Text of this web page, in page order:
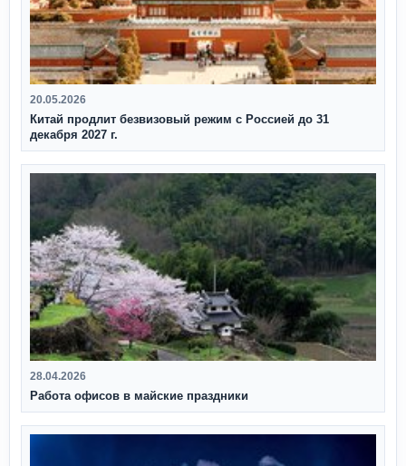
20.05.2026
Китай продлит безвизовый режим с Россией до 31
декабря 2027 г.
28.04.2026
Работа офисов в майские праздники